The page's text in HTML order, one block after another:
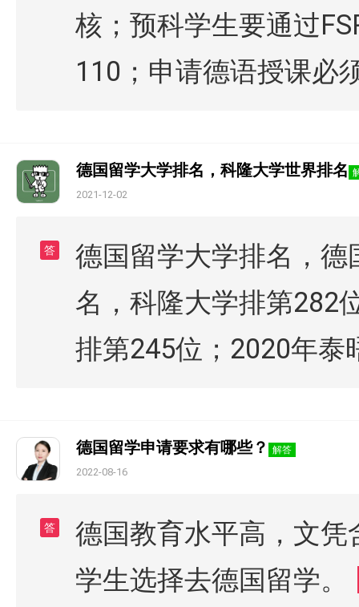
核；预科学生要通过
110；申请德语授课必
德国留学大学排名，科隆大学世界排名
2021-12-02
答
德国留学大学排名，德
名，科隆大学排第282
排第245位；2020年泰
德国留学申请要求有哪些？ 解答
2022-08-16
答
德国教育水平高，文
学生选择去德国留学。